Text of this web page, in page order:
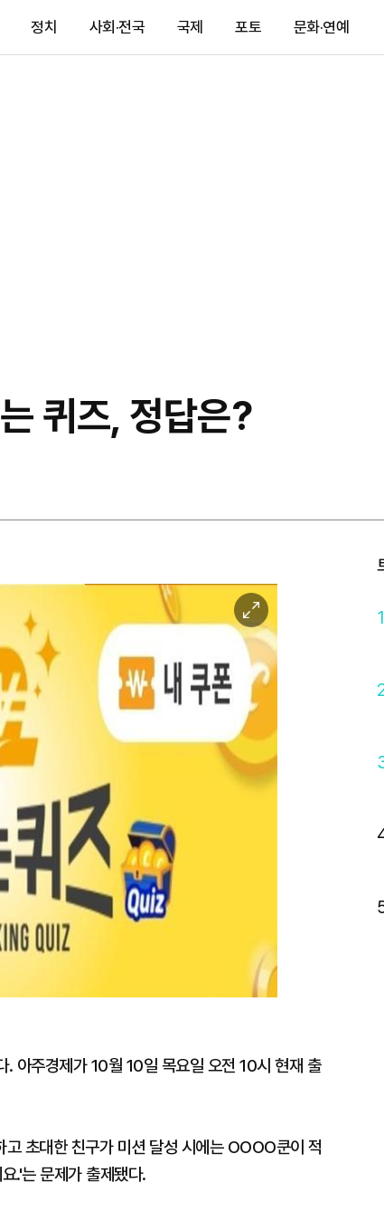
정치 사회·전국 국제 포토 문화·연예
퀴즈, 정답은?
이
미
지
대
. 아주경제가 10월 10일 목요일 오전 10시 현재 출
초대한 친구가 미션 달성 시에는 OOOO쿤이 적
.'는 문제가 출제됐다.
1